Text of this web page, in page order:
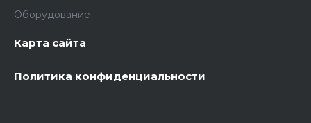
Оборудование
Карта сайта
Политика конфиденциальности